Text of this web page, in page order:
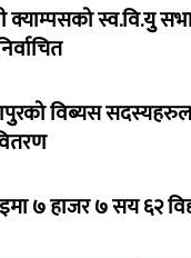
स्व.वि.युु
विब्यस
७ हाजर ७ सय ६२